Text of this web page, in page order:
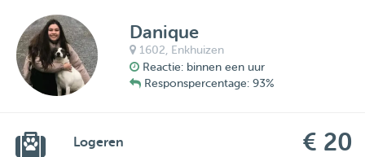
Danique
1602, Enkhuizen
Reactie: binnen een uur
Responspercentage: 93%
Logeren € 20